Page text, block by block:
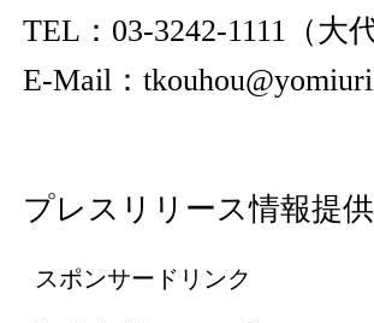
TEL：03-3242-1111（大
E-Mail：
プレスリリース情報提供
スポンサードリンク